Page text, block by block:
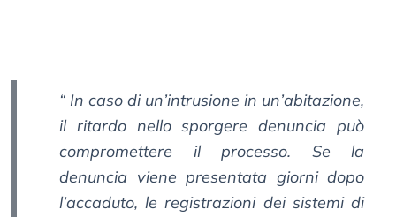
“ In caso di un’intrusione in un’abitazione,
il ritardo nello sporgere denuncia può
compromettere il processo. Se la
denuncia viene presentata giorni dopo
l’accaduto, le registrazioni dei sistemi di